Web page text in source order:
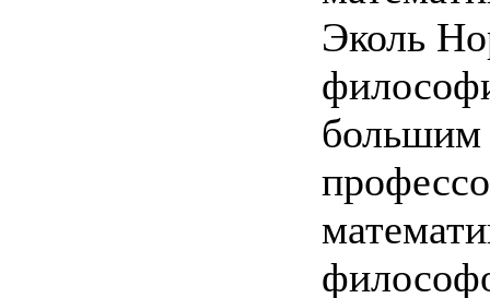
Эколь
большим